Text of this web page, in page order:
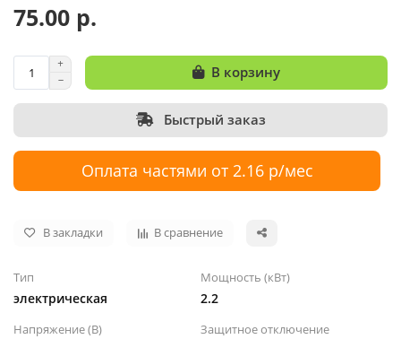
75.00 р.
В корзину
Быстрый заказ
Оплата частями от 2.16 р/мес
В закладки В сравнение
Тип
электрическая
Мощность (кВт)
2.2
Напряжение (В) Защитное отключение